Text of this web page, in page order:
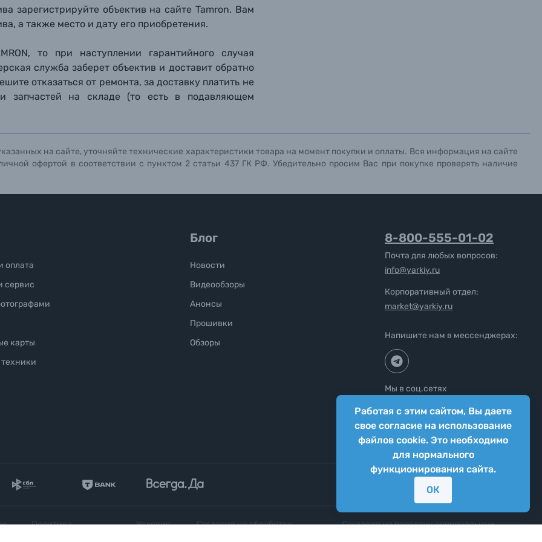
зарегистрируйте объектив на сайте Tamron. Вам
а также место и дату его приобретения.
то при наступлении гарантийного случая
служба заберет объектив и доставит обратно
отказаться от ремонта, за доставку платить не
запчастей на складе (то есть в подавляющем
на сайте, уточняйте технические характеристики товара на момент покупки и оплаты. Вся информация на сайте
офертой в соответствии с пунктом 2 статьи 437 ГК РФ. Убедительно просим Вас при покупке проверять наличие
Работая с этим сайтом, Вы даете
свое согласие на использование
файлов cookie. Это необходимо
для нормального
функционирования сайта.
ОК
оплата
сервис
карты
Блог
Новости
Видеообзоры
Анонсы
Прошивки
Обзоры
8-800-555-01-02
Почта для любых вопросов:
info@yarkiy.ru
Корпоративный отдел:
market@yarkiy.ru
Напишите нам в мессенджерах:
Мы в соц.сетях
Политика
Условия
Согласие на обработку
Согласие на передачу персональных